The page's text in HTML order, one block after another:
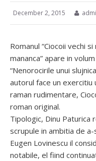
December 2, 2015
Romanul “Ciocoii vechi
mananca” apare in
“Nenorocirile unui
autorul face un exercitiu
raman rudimentare,
roman original.
Tipologic, Dinu
scrupule in ambitia de
Eugen Lovinescu il
notabile, el fiind